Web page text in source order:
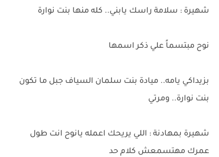
شهيرة : سلامة راسك يابني.. كله منها بنت نوارة
نوح مبتسماً علي ذكر اسمها
بزيداكي يامه.. ميادة بنت سلمان السياف جبل ما تكون
بنت نوارة.. ومرتي
شهيرة بمهادنة : اللي يريحك اعمله يانوح انت طول
عمرك مهتسمعش كلام حد